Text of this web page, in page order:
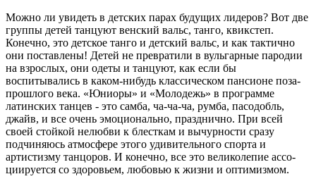
Можно ли увидеть в детских па­рах будущих лидеров? Вот две
груп­пы детей танцуют венский вальс, танго, квикстеп.
Конечно, это дет­ское танго и детский вальс, и как так­тично
они поставлены! Детей не пре­вратили в вульгарные пародии
на взрослых, они одеты и танцуют, как если бы
воспитывались в каком-ни­будь классическом пансионе поза­
прошлого века. «Юниоры» и «Мо­лодежь» в программе
латинских танцев - это самба, ча-ча-ча, румба, пасодобль,
джайв, и все очень эмо­ционально, празднично. При всей
своей стойкой нелюбви к блест­кам и вычурности сразу
подчиня­юсь атмосфере этого удивительно­го спорта и
артистизму танцоров. И конечно, все это великолепие ассо­
циируется со здоровьем, любовью к жизни и оптимизмом.